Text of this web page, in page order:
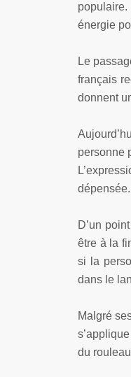
populaire.
énergie
Le
français
donnent
personne
dépensée.
D’un
être à la
si la
dans le
Malgré
du